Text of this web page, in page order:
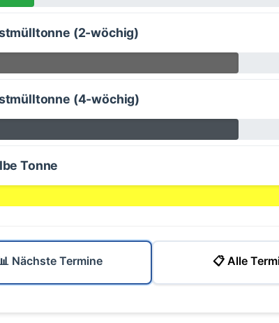
(2-wöchig)
(4-wöchig)
Tonne
Nächste Termine 📋 Alle